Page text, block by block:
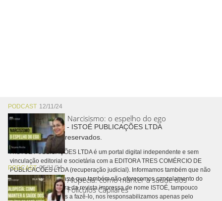
PODCAST 12/11/24
Narcisismo: o espelho do ego
PODCAST05/11/24
Alopecia: como manter a saúde dos
Folículos Capilares
Copyright © 2026 - ISTOÉ PUBLICAÇÕES LTDA
Todos os direitos reservados.
A ISTOÉ PUBLICAÇÕES LTDA é um portal digital independente e sem
vinculação editorial e societária com a EDITORA TRES COMÉRCIO DE
PUBLICACÕES LTDA (recuperação judicial). Informamos também que não
realizamos cobranças e que também não oferecemos cancelamento do
contrato de assinatura da revista impressa de nome ISTOÉ, tampouco
autorizamos terceiros a fazê-lo, nos responsabilizamos apenas pelo